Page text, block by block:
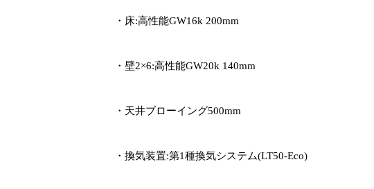
・床:高性能GW16k 200mm
・壁2×6:高性能GW20k 140mm
・天井ブローイング500mm
・換気装置:第1種換気システム(LT50-Eco)